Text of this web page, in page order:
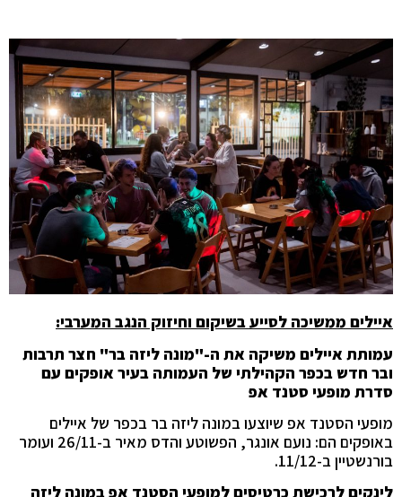
איילים ממשיכה לסייע בשיקום וחיזוק הנגב המערבי:
עמותת איילים משיקה את ה-"מונה ליזה בר" חצר תרבות
ובר חדש בכפר הקהילתי של העמותה בעיר אופקים עם
סדרת מופעי סטנד אפ
מופעי הסטנד אפ שיוצעו במונה ליזה בר בכפר של איילים
באופקים הם: נועם אונגר, הפשוטע והדס מאיר ב-26/11 ועומר
בורנשטיין ב-11/12.
לינקים לרכישת כרטיסים למופעי הסטנד אפ במונה ליזה